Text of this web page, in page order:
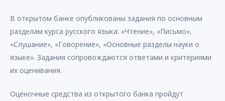
В открытом банке опубликованы задания по основным
разделам курса русского языка: «Чтение», «Письмо»,
«Слушание», «Говорение», «Основные разделы науки о
языке». Задания сопровождаются ответами и критериями
их оценивания.
Оценочные средства из открытого банка пройдут